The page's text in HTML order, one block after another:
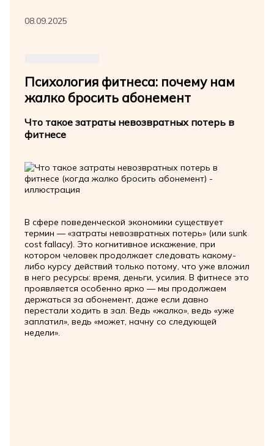
08.09.2025
Психология фитнеса: почему нам
жалко бросить абонемент
Что такое затраты невозвратных потерь в
фитнесе
В сфере поведенческой экономики существует
термин — «затраты невозвратных потерь» (или sunk
cost fallacy). Это когнитивное искажение, при
котором человек продолжает следовать какому-
либо курсу действий только потому, что уже вложил
в него ресурсы: время, деньги, усилия. В фитнесе это
проявляется особенно ярко — мы продолжаем
держаться за абонемент, даже если давно
перестали ходить в зал. Ведь «жалко», ведь «уже
заплатил», ведь «может, начну со следующей
недели».